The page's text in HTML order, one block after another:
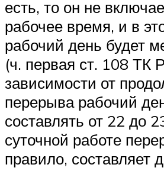
есть, то он не
рабочее время, и в
рабочий день будет
(ч. первая ст. 108 ТК
зависимости от
перерыва рабочий
составлять от 22 до
суточной работе
правило, составляет